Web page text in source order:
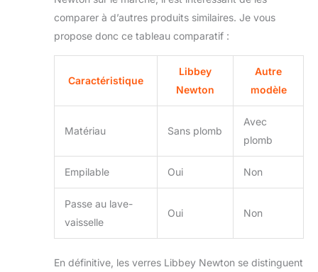
comparer à d’autres produits similaires. Je vous
propose donc ce tableau comparatif :
Caractéristique
Libbey
Newton
Autre
modèle
Matériau Sans plomb
Avec
plomb
Empilable Oui Non
Passe au lave-
vaisselle
Oui Non
En définitive, les verres Libbey Newton se distinguent